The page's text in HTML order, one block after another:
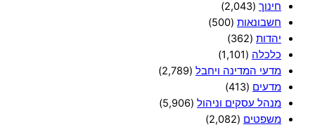
חינוך (2,043)
חשבונאות (500)
יהדות (362)
כלכלה (1,101)
מדעי המדינה ויחבל (2,789)
מדעים (413)
מנהל עסקים וניהול (5,906)
משפטים (2,082)